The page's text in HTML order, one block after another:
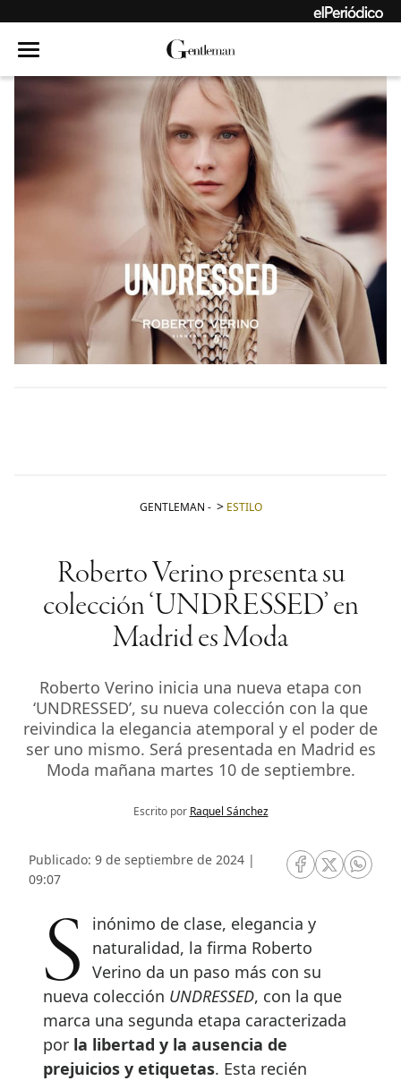
GENTLEMAN - ESTILO
Roberto Verino presenta su
colección ‘UNDRESSED’ en
Madrid es Moda
Roberto Verino inicia una nueva etapa con
‘UNDRESSED’, su nueva colección con la que
reivindica la elegancia atemporal y el poder de
ser uno mismo. Será presentada en Madrid es
Moda mañana martes 10 de septiembre.
Escrito por Raquel Sánchez
Publicado: 9 de septiembre de 2024 |
09:07
RRSS Facebook
RRSSRRSS
Sinónimo de clase, elegancia y
naturalidad, la firma Roberto
Verino da un paso más con su
nueva colección UNDRESSED, con la que
marca una segunda etapa caracterizada
por la libertad y la ausencia de
prejuicios y etiquetas. Esta recién